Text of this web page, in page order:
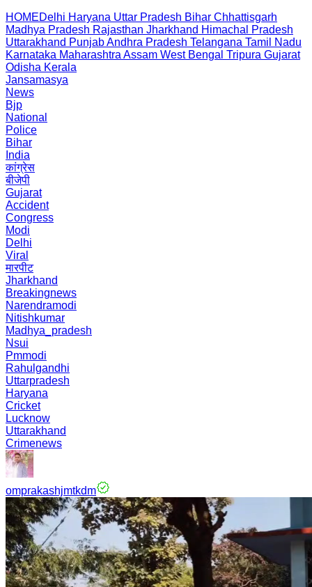
HOMEDelhi Haryana Uttar Pradesh Bihar Chhattisgarh
Madhya Pradesh Rajasthan Jharkhand Himachal Pradesh
Uttarakhand PunjabAndhra Pradesh Telangana Tamil Nadu
Karnataka Maharashtra Assam West Bengal Tripura Gujarat
Odisha Kerala
Jansamasya
News
Bjp
National
Police
Bihar
India
कांग्रेस
बीजेपी
Gujarat
Accident
Congress
Modi
Delhi
Viral
मारपीट
Jharkhand
Breakingnews
Narendramodi
Nitishkumar
Madhya_pradesh
Nsui
Pmmodi
Rahulgandhi
Uttarpradesh
Haryana
Cricket
Lucknow
Uttarakhand
Crimenews
omprakashjmtkdm